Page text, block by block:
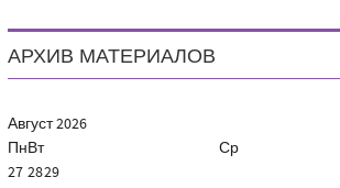
АРХИВ МАТЕРИАЛОВ
Август2026
ПнВт Ср
27 2829